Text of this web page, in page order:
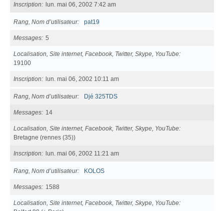
Inscription lun. mai 06, 2002 7:42 am
Rang, Nom d’utilisateur pat19
Messages 5
Localisation, Site internet, Facebook, Twitter, Skype, YouTube
19100
Inscription lun. mai 06, 2002 10:11 am
Rang, Nom d’utilisateur Djé 325TDS
Messages 14
Localisation, Site internet, Facebook, Twitter, Skype, YouTube
Bretagne (rennes (35))
Inscription lun. mai 06, 2002 11:21 am
Rang, Nom d’utilisateur KOLOS
Messages 1588
Localisation, Site internet, Facebook, Twitter, Skype, YouTube